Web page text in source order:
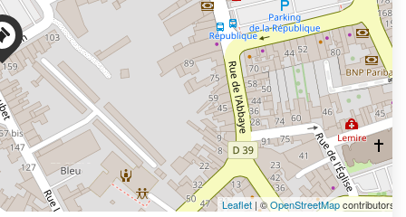
Leaflet | ©OpenStreetMapcontributors